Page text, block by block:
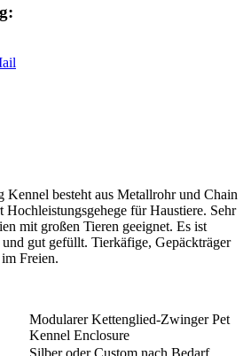
besteht aus Metallrohr und Chain
für Haustiere. Sehr
mit großen Tieren geeignet. Es ist
gut gefüllt. Tierkäfige, Gepäckträger
Freien.
Modularer Kettenglied-Zwinger Pet
Kennel Enclosure